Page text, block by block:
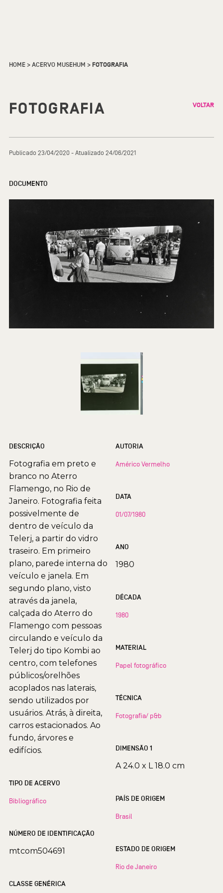
HOME>ACERVO MUSEHUM >FOTOGRAFIA
FOTOGRAFIA VOLTAR
Publicado 23/04/2020 - Atualizado 24/06/2021
DOCUMENTO
DESCRIÇÃO
Fotografia em preto e
branco no Aterro
Flamengo, no Rio de
Janeiro. Fotografia feita
possivelmente de
dentro de veículo da
Telerj, a partir do vidro
traseiro. Em primeiro
plano, parede interna do
veículo e janela. Em
segundo plano, visto
através da janela,
calçada do Aterro do
Flamengo com pessoas
circulando e veículo da
Telerj do tipo Kombi ao
centro, com telefones
públicos/orelhões
acoplados nas laterais,
sendo utilizados por
usuários. Atrás, à direita,
carros estacionados. Ao
fundo, árvores e
edifícios.
TIPO DE ACERVO
Bibliográfico
NÚMERO DE IDENTIFICAÇÃO
mtcom504691
CLASSE GENÉRICA
AUTORIA
Américo Vermelho
DATA
01/07/1980
ANO
1980
DÉCADA
1980
MATERIAL
Papel fotográfico
TÉCNICA
Fotografia/ p&b
DIMENSÃO 1
A 24.0 x L 18.0 cm
PAÍS DE ORIGEM
Brasil
ESTADO DE ORIGEM
Rio de Janeiro